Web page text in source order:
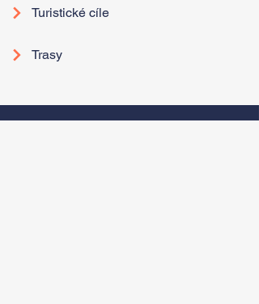
Turistické cíle
Trasy